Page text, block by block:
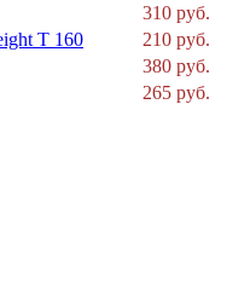
310 руб.
T 160
210 руб.
380 руб.
265 руб.